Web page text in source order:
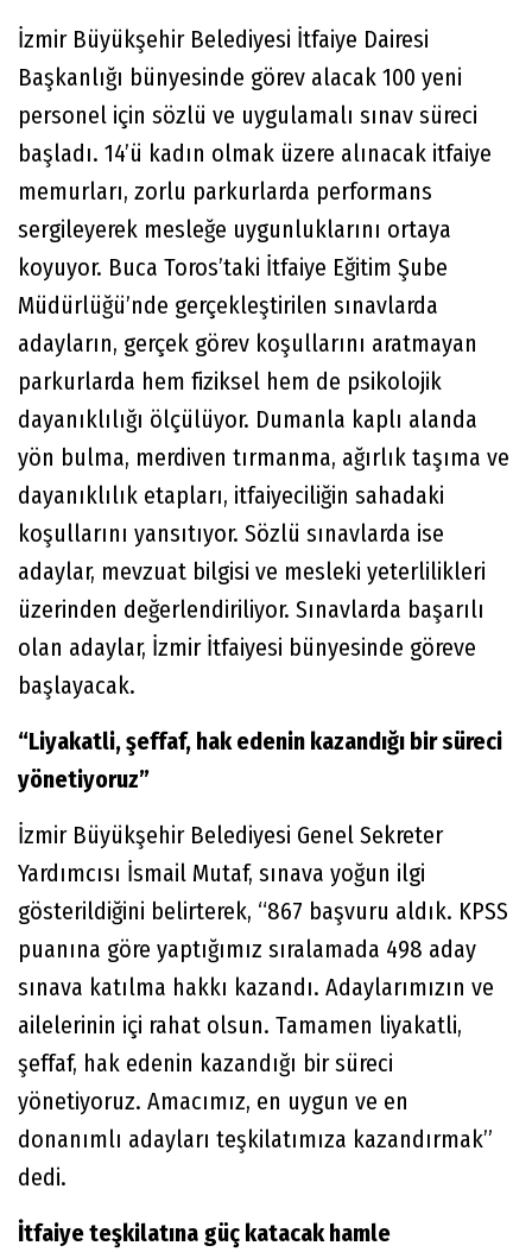
İzmir Büyükşehir Belediyesi İtfaiye Dairesi
Başkanlığı bünyesinde görev alacak 100 yeni
personel için sözlü ve uygulamalı sınav süreci
başladı. 14’ü kadın olmak üzere alınacak itfaiye
memurları, zorlu parkurlarda performans
sergileyerek mesleğe uygunluklarını ortaya
koyuyor. Buca Toros’taki İtfaiye Eğitim Şube
Müdürlüğü’nde gerçekleştirilen sınavlarda
adayların, gerçek görev koşullarını aratmayan
parkurlarda hem fiziksel hem de psikolojik
dayanıklılığı ölçülüyor. Dumanla kaplı alanda
yön bulma, merdiven tırmanma, ağırlık taşıma ve
dayanıklılık etapları, itfaiyeciliğin sahadaki
koşullarını yansıtıyor. Sözlü sınavlarda ise
adaylar, mevzuat bilgisi ve mesleki yeterlilikleri
üzerinden değerlendiriliyor. Sınavlarda başarılı
olan adaylar, İzmir İtfaiyesi bünyesinde göreve
başlayacak.
“Liyakatli, şeffaf, hak edenin kazandığı bir süreci
yönetiyoruz”
İzmir Büyükşehir Belediyesi Genel Sekreter
Yardımcısı İsmail Mutaf, sınava yoğun ilgi
gösterildiğini belirterek, “867 başvuru aldık. KPSS
puanına göre yaptığımız sıralamada 498 aday
sınava katılma hakkı kazandı. Adaylarımızın ve
ailelerinin içi rahat olsun. Tamamen liyakatli,
şeffaf, hak edenin kazandığı bir süreci
yönetiyoruz. Amacımız, en uygun ve en
donanımlı adayları teşkilatımıza kazandırmak”
dedi.
İtfaiye teşkilatına güç katacak hamle